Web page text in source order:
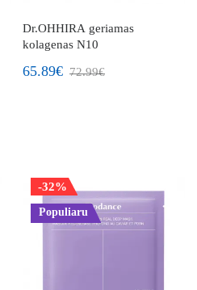
Dr.OHHIRA geriamas
kolagenas N10
65.89€ 72.99€
-32%
Populiaru